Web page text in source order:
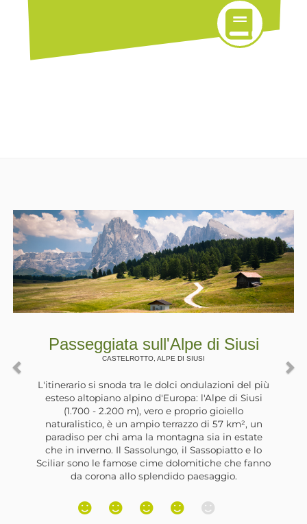
del più
di Siusi
km², un
in estate
e lo
che fanno
Passeggiata in riva al
ULTIMO, , SANTA VALPURGA
La Val d'Ultimo è stata interessata
da grandi lavori per la
idroelettriche. Lungo la valle sono
degli sbarramenti che hanno
artificiali. Il più grande si trova nei
di Santa Valburga e, lungo la sua